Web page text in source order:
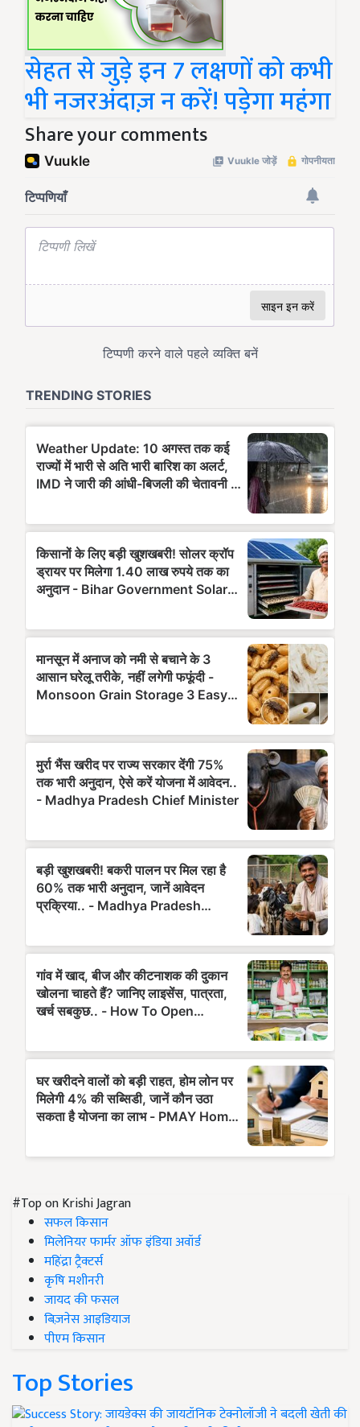
सेहत से जुड़े इन 7 लक्षणों को कभी
भी नजरअंदाज़ न करें! पड़ेगा महंगा
Share your comments
#Top on Krishi Jagran
सफल किसान
मिलेनियर फार्मर ऑफ इंडिया अवॉर्ड
महिंद्रा ट्रैक्टर्स
कृषि मशीनरी
जायद की फसल
बिज़नेस आइडियाज
पीएम किसान
Top Stories